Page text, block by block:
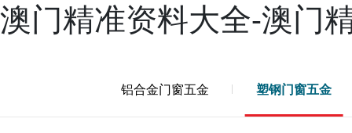
澳门精准资料大全-澳门
铝合金门窗五金
塑钢门窗五金